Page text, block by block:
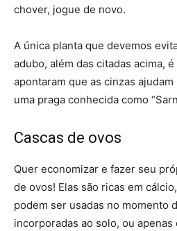
chover, jogue de novo.
A única planta que devemos
adubo, além das citadas acima,
apontaram que as cinzas
uma praga conhecida como
Cascas de ovos
Quer economizar e fazer seu
de ovos! Elas são ricas em
podem ser usadas no momento
incorporadas ao solo, ou